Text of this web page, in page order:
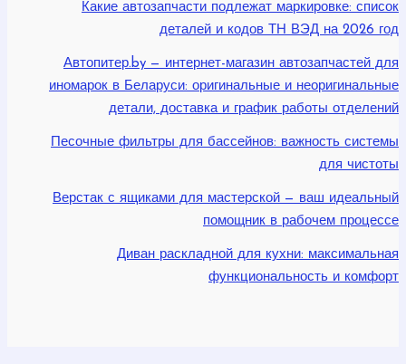
Какие автозапчасти подлежат маркировке: список
деталей и кодов ТН ВЭД на 2026 год
Автопитер.by — интернет-магазин автозапчастей для
иномарок в Беларуси: оригинальные и неоригинальные
детали, доставка и график работы отделений
Песочные фильтры для бассейнов: важность системы
для чистоты
Верстак с ящиками для мастерской — ваш идеальный
помощник в рабочем процессе
Диван раскладной для кухни: максимальная
функциональность и комфорт